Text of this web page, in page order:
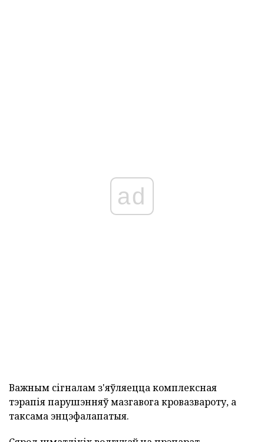
ad
Важным сігналам з'яўляецца комплексная
тэрапія парушэнняў мазгавога кровазвароту, а
таксама энцэфалапатыя.